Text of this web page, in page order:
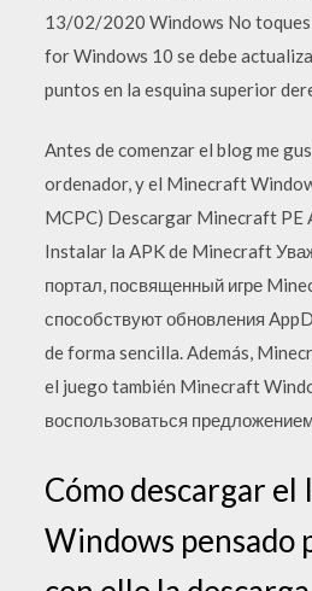
13/02/2020 Windows No
for Windows 10 se debe
puntos en la esquina superior
Antes de comenzar el blog me
ordenador, y el Minecraft
MCPC) Descargar Minecraft PE
Instalar la APK de Minecraft
портал, посвященный игре
способствуют обновления
de forma sencilla. Además,
el juego también Minecraft
воспользоваться
Cómo descargar el
Windows pensado